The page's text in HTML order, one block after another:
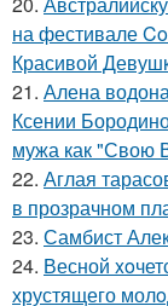
на фестивале
Красивой
21. Алена
Ксении
мужа как "Свою
22. Аглая
в прозрачном
23. Самбист
24. Весной
хрустящего